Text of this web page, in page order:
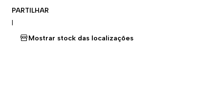
PARTILHAR
|
Mostrar stock das localizações